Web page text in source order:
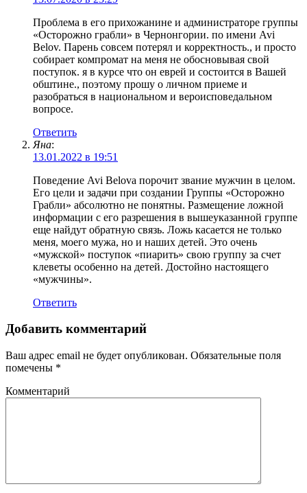
Проблема в его прихожанине и администраторе группы
«Осторожно грабли» в Чернонгории. по имени Avi
Belov. Парень совсем потерял и корректность., и просто
собирает компромат на меня не обосновывая свой
поступок. я в курсе что он еврей и состоится в Вашей
обштине., поэтому прошу о личном приеме и
разобраться в национальном и вероисповедальном
вопросе.
Ответить
Яна:
13.01.2022 в 19:51
Поведение Avi Belova порочит звание мужчин в целом.
Его цели и задачи при создании Группы «Осторожно
Грабли» абсолютно не понятны. Размещение ложной
информации с его разрешения в вышеуказанной группе
еще найдут обратную связь. Ложь касается не только
меня, моего мужа, но и наших детей. Это очень
«мужской» поступок «пиарить» свою группу за счет
клеветы особенно на детей. Достойно настоящего
«мужчины».
Ответить
Добавить комментарий
Ваш адрес email не будет опубликован. Обязательные поля
помечены *
Комментарий